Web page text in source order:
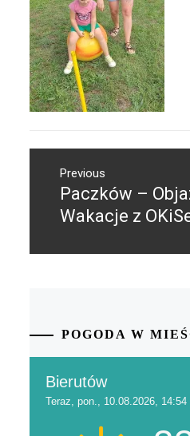
wpisuPrevious
Previous
post:
Paczków –
Wakacje z
POGODA W